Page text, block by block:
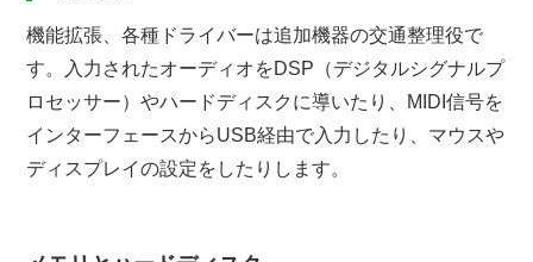
機能拡張、各種ドライバーは追加機器の交通整理役で
す。入力されたオーディオをDSP（デジタルシグナルプ
ロセッサー）やハードディスクに導いたり、MIDI信号を
インターフェースからUSB経由で入力したり、マウスや
ディスプレイの設定をしたりします。